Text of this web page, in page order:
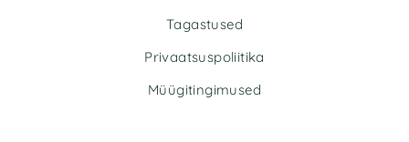
v
:
Tagastused
Privaatsuspoliitika
Müügitingimused